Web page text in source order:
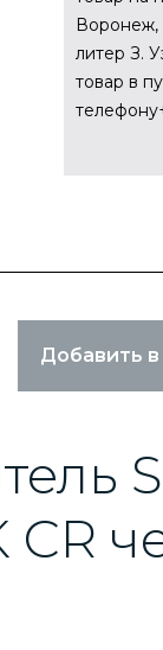
Воронеж,
литер З.
товар в
Добавить в
CR